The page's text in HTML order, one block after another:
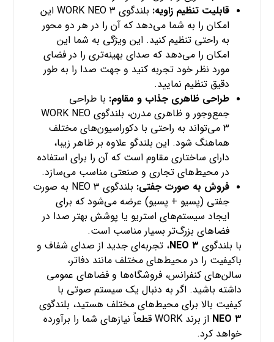
قابلیت تنظیم زاویه:
بلندگوی WORK NEO ۳ این
امکان را به شما می‌دهد که آن را در هر دو محور
به راحتی تنظیم کنید. این ویژگی به شما این
امکان را می‌دهد که صدای بهینه‌تری را در فضای
مورد نظر خود تجربه کنید و جهت صدا را به طور
دقیق تنظیم نمایید.
طراحی ظاهری جذاب و مقاوم: با طراحی
جمع‌وجور و ظاهری مدرن، بلندگوی WORK NEO
۳ می‌تواند به راحتی با دکوراسیون‌های مختلف
هماهنگ شود. این بلندگو علاوه بر ظاهر زیبا،
دارای ساختاری مقاوم است که آن را برای استفاده
در محیط‌های تجاری و صنعتی مناسب می‌سازد.
فروش به صورت جفتی:
بلندگوی NEO ۳ به صورت
جفتی (پسیو + پسیو) عرضه می‌شود که برای
ایجاد سیستم‌های استریو یا پوشش بهتر صدا در
فضاهای بزرگ‌تر بسیار مناسب است.
با بلندگوی NEO ۳، تجربه‌ای جدید از صدای شفاف و
باکیفیت را در محیط‌های مختلف مانند دفاتر،
سالن‌های کنفرانس، فروشگاه‌ها و فضاهای عمومی
داشته باشید. اگر به دنبال یک سیستم صوتی با
کیفیت بالا برای محیط‌های مختلف هستید، بلندگوی
NEO ۳
از برند WORK قطعاً نیازهای شما را برآورده
خواهد کرد.